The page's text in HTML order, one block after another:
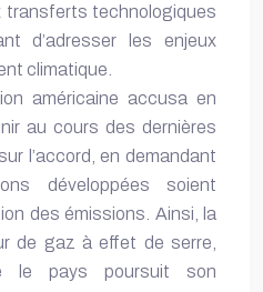
transferts technologiques
d’adresser les enjeux
climatique.
américaine accusa en
au cours des dernières
l’accord, en demandant
développées soient
des émissions. Ainsi, la
de gaz à effet de serre,
le pays poursuit son